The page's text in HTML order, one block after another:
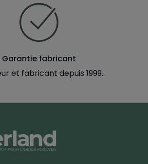
Garantie fabricant
et fabricant depuis 1999.